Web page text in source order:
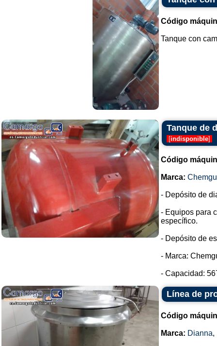
Código
Tanque con
Tanque de
[indisponible]
Código
Marca:
- Depósito de
- Equipos para
específico.
- Depósito de
- Marca:
- Capacidad:
Línea de
Código
Marca: Dianna,